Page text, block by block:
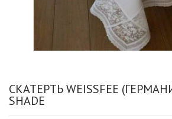
СКАТЕРТЬ WEISSFEE
SHADE